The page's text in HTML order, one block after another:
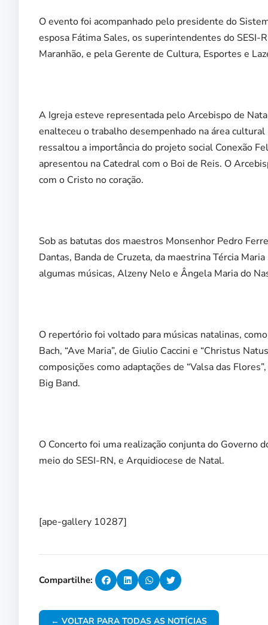
O evento foi acompanhado pelo presidente do
esposa Fátima Sales, os superintendentes do
Maranhão, e pela Gerente de Cultura, Esportes e
A Igreja esteve representada pelo Arcebispo de
enalteceu o trabalho desempenhado na área
ressaltou a importância do projeto social Conexão
apresentou na Catedral com o Boi de Reis. O
com o Cristo no coração.
Sob as batutas dos maestros Monsenhor Pedro
Dantas, Banda de Cruzeta, da maestrina Tércia
algumas músicas, Alzeny Nelo e Ângela Maria do
O repertório foi voltado para músicas natalinas,
Bach, “Ave Maria”, de Giulio Caccini e “Christus
composições como adaptações de “Valsa das
Big Band.
O Concerto foi uma realização conjunta do Governo
meio do SESI-RN, e Arquidiocese de Natal.
[ape-gallery 10287]
Compartilhe:
← VOLTAR PARA TODAS AS NOTÍCIAS